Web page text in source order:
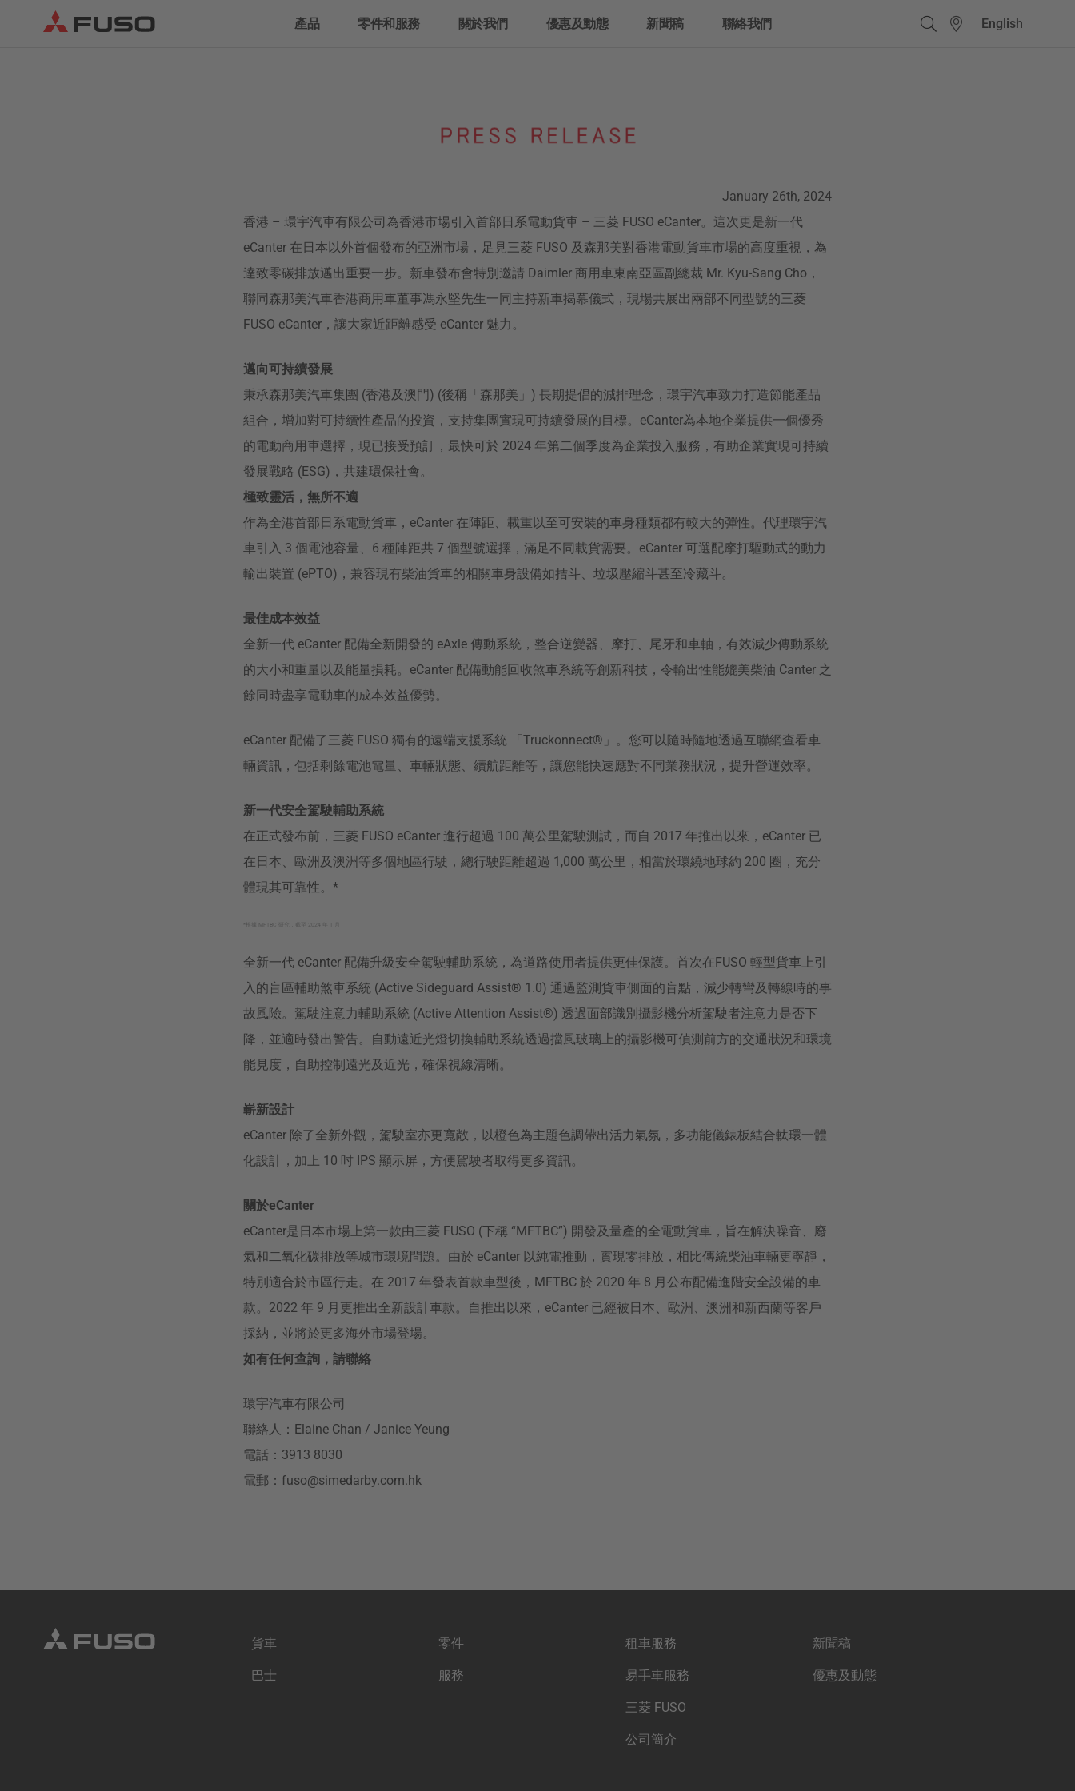
產品
Canter
輕型貨車
Fighter
中型貨車
Super Great
重型貨車
零件和服務
檢查及維修
正廠化學品
關於我們 優惠及動態 新聞稿 聯絡我們 English
January 26th, 2024
香港 – 環宇汽車有限公司為香港市場引入首部日系電動貨車 – 三菱 FUSO eCanter。這次更是新一代
eCanter 在日本以外首個發布的亞洲市場，足見三菱 FUSO 及森那美對香港電動貨車市場的高度重視，為
達致零碳排放邁出重要一步。新車發布會特別邀請 Daimler 商用車東南亞區副總裁 Mr. Kyu-Sang Cho，
聯同森那美汽車香港商用車董事馮永堅先生一同主持新車揭幕儀式，現場共展出兩部不同型號的三菱
FUSO eCanter，讓大家近距離感受 eCanter 魅力。
邁向可持續發展
秉承森那美汽車集團 (香港及澳門) (後稱「森那美」) 長期提倡的減排理念，環宇汽車致力打造節能產品
組合，增加對可持續性產品的投資，支持集團實現可持續發展的目標。eCanter為本地企業提供一個優秀
的電動商用車選擇，現已接受預訂，最快可於 2024 年第二個季度為企業投入服務，有助企業實現可持續
發展戰略 (ESG)，共建環保社會。
極致靈活，無所不適
作為全港首部日系電動貨車，eCanter 在陣距、載重以至可安裝的車身種類都有較大的彈性。代理環宇汽
車引入 3 個電池容量、6 種陣距共 7 個型號選擇，滿足不同載貨需要。eCanter 可選配摩打驅動式的動力
輸出裝置 (ePTO)，兼容現有柴油貨車的相關車身設備如拮斗、垃圾壓縮斗甚至冷藏斗。
最佳成本效益
全新一代 eCanter 配備全新開發的 eAxle 傳動系統，整合逆變器、摩打、尾牙和車軸，有效減少傳動系統
的大小和重量以及能量損耗。eCanter 配備動能回收煞車系統等創新科技，令輸出性能媲美柴油 Canter 之
餘同時盡享電動車的成本效益優勢。
eCanter 配備了三菱 FUSO 獨有的遠端支援系統 「Truckonnect®️」。您可以隨時隨地透過互聯網查看車
輛資訊，包括剩餘電池電量、車輛狀態、續航距離等，讓您能快速應對不同業務狀況，提升營運效率。
新一代安全駕駛輔助系統
在正式發布前，三菱 FUSO eCanter 進行超過 100 萬公里駕駛測試，而自 2017 年推出以來，eCanter 已
在日本、歐洲及澳洲等多個地區行駛，總行駛距離超過 1,000 萬公里，相當於環繞地球約 200 圈，充分
體現其可靠性。*
*根據 MFTBC 研究，截至 2024 年 1 月
全新一代 eCanter 配備升級安全駕駛輔助系統，為道路使用者提供更佳保護。首次在FUSO 輕型貨車上引
入的盲區輔助煞車系統 (Active Sideguard Assist® 1.0) 通過監測貨車側面的盲點，減少轉彎及轉線時的事
故風險。駕駛注意力輔助系統 (Active Attention Assist®) 透過面部識別攝影機分析駕駛者注意力是否下
降，並適時發出警告。自動遠近光燈切換輔助系統透過擋風玻璃上的攝影機可偵測前方的交通狀況和環境
能見度，自助控制遠光及近光，確保視線清晰。
嶄新設計
eCanter 除了全新外觀，駕駛室亦更寬敞，以橙色為主題色調帶出活力氣氛，多功能儀錶板結合軚環一體
化設計，加上 10 吋 IPS 顯示屏，方便駕駛者取得更多資訊。
關於eCanter
eCanter是日本市場上第一款由三菱 FUSO (下稱 “MFTBC”) 開發及量產的全電動貨車，旨在解決噪音、廢
氣和二氧化碳排放等城市環境問題。由於 eCanter 以純電推動，實現零排放，相比傳統柴油車輛更寧靜，
特別適合於市區行走。在 2017 年發表首款車型後，MFTBC 於 2020 年 8 月公布配備進階安全設備的車
款。2022 年 9 月更推出全新設計車款。自推出以來，eCanter 已經被日本、歐洲、澳洲和新西蘭等客戶
採納，並將於更多海外市場登場。
如有任何查詢，請聯絡
環宇汽車有限公司
聯絡人：Elaine Chan / Janice Yeung
電話：3913 8030
電郵：fuso@simedarby.com.hk
貨車
巴士
零件
服務
租車服務
易手車服務
三菱 FUSO
公司簡介
新聞稿
優惠及動態